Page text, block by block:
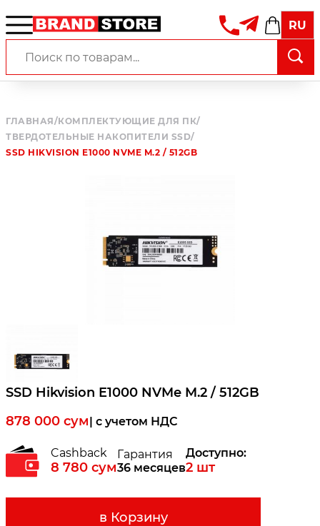
RU
ГЛАВНАЯ/КОМПЛЕКТУЮЩИЕ ДЛЯ ПК/
ТВЕРДОТЕЛЬНЫЕ НАКОПИТЕЛИ SSD/
SSD HIKVISION E1000 NVME M.2 / 512GB
SSD Hikvision E1000 NVMe M.2 / 512GB
878 000 сум| c учетом НДС
Cashback
8 780 сум
Гарантия
36 месяцев
Доступно:
2 шт
в Корзину